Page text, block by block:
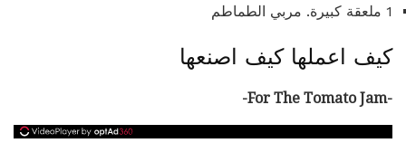
1 ملعقة كبيرة. مربي الطماطم
كيف اعملها كيف اصنعها
-For The Tomato Jam-